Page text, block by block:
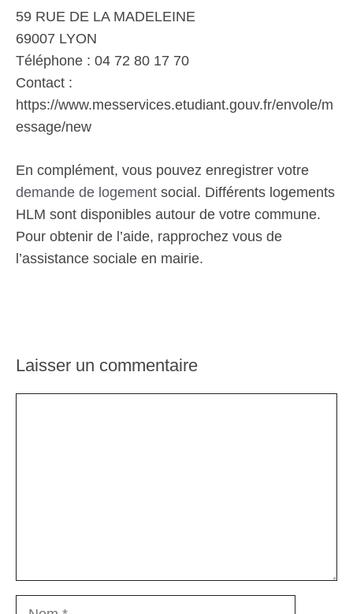
59 RUE DE LA MADELEINE
69007 LYON
Téléphone : 04 72 80 17 70
Contact :
https://www.messervices.etudiant.gouv.fr/envole/m
essage/new
En complément, vous pouvez enregistrer votre
demande de logement social. Différents logements
HLM sont disponibles autour de votre commune.
Pour obtenir de l’aide, rapprochez vous de
l’assistance sociale en mairie.
Laisser un commentaire
Nom